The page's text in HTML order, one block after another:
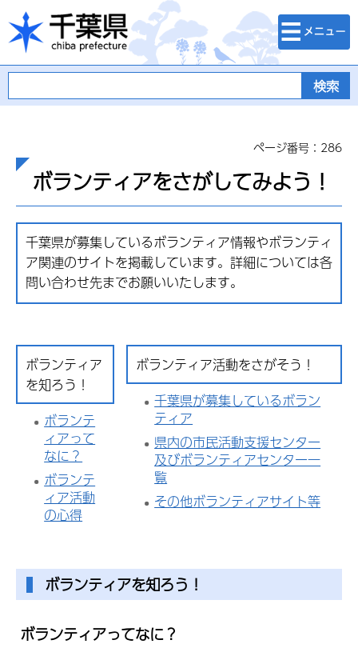
千葉県
検索・メニュ
ー
ページ番号：286
ボランティアをさがしてみよう！
千葉県が募集しているボランティア情報やボランティ
ア関連のサイトを掲載しています。詳細については各
問い合わせ先までお願いいたします。
ボランティア
を知ろう！
ボランテ
ィアって
なに？
ボランテ
ィア活動
の心得
ボランティア活動をさがそう！
千葉県が募集しているボラン
ティア
県内の市民活動支援センター
及びボランティアセンター一
覧
その他ボランティアサイト等
ボランティアを知ろう！
ボランティアってなに？